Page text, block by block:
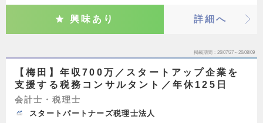
興味あり 詳細へ
掲載期間 26/07/27～26/08/09
【梅田】年収700万／スタートアップ企業を
支援する税務コンサルタント／年休125日
会計士・税理士
スタートパートナーズ税理士法人